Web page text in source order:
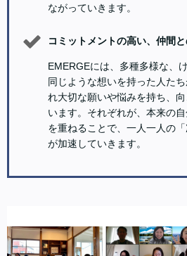
ながっていきます。
コミットメントの高い、仲間
EMERGEには、多種多様な、
同じような想いを持った人た
れ大切な願いや悩みを持ち、
います。それぞれが、本来の
を重ねることで、一人一人の
が加速していきます。